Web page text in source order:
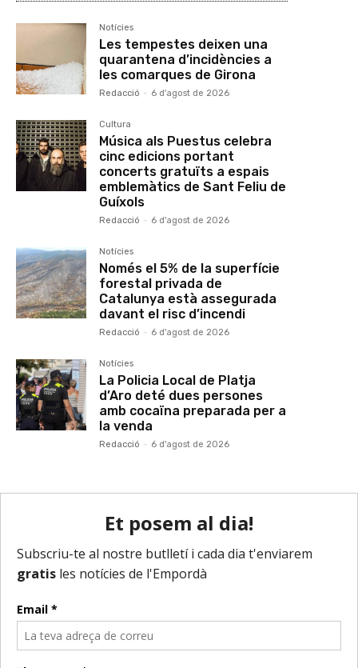
Notícies
Les tempestes deixen una
quarantena d’incidències a
les comarques de Girona
Redacció - 6 d'agost de 2026
Cultura
Música als Puestus celebra
cinc edicions portant
concerts gratuïts a espais
emblemàtics de Sant Feliu de
Guíxols
Redacció - 6 d'agost de 2026
Notícies
Només el 5% de la superfície
forestal privada de
Catalunya està assegurada
davant el risc d’incendi
Redacció - 6 d'agost de 2026
Notícies
La Policia Local de Platja
d’Aro deté dues persones
amb cocaïna preparada per a
la venda
Redacció - 6 d'agost de 2026